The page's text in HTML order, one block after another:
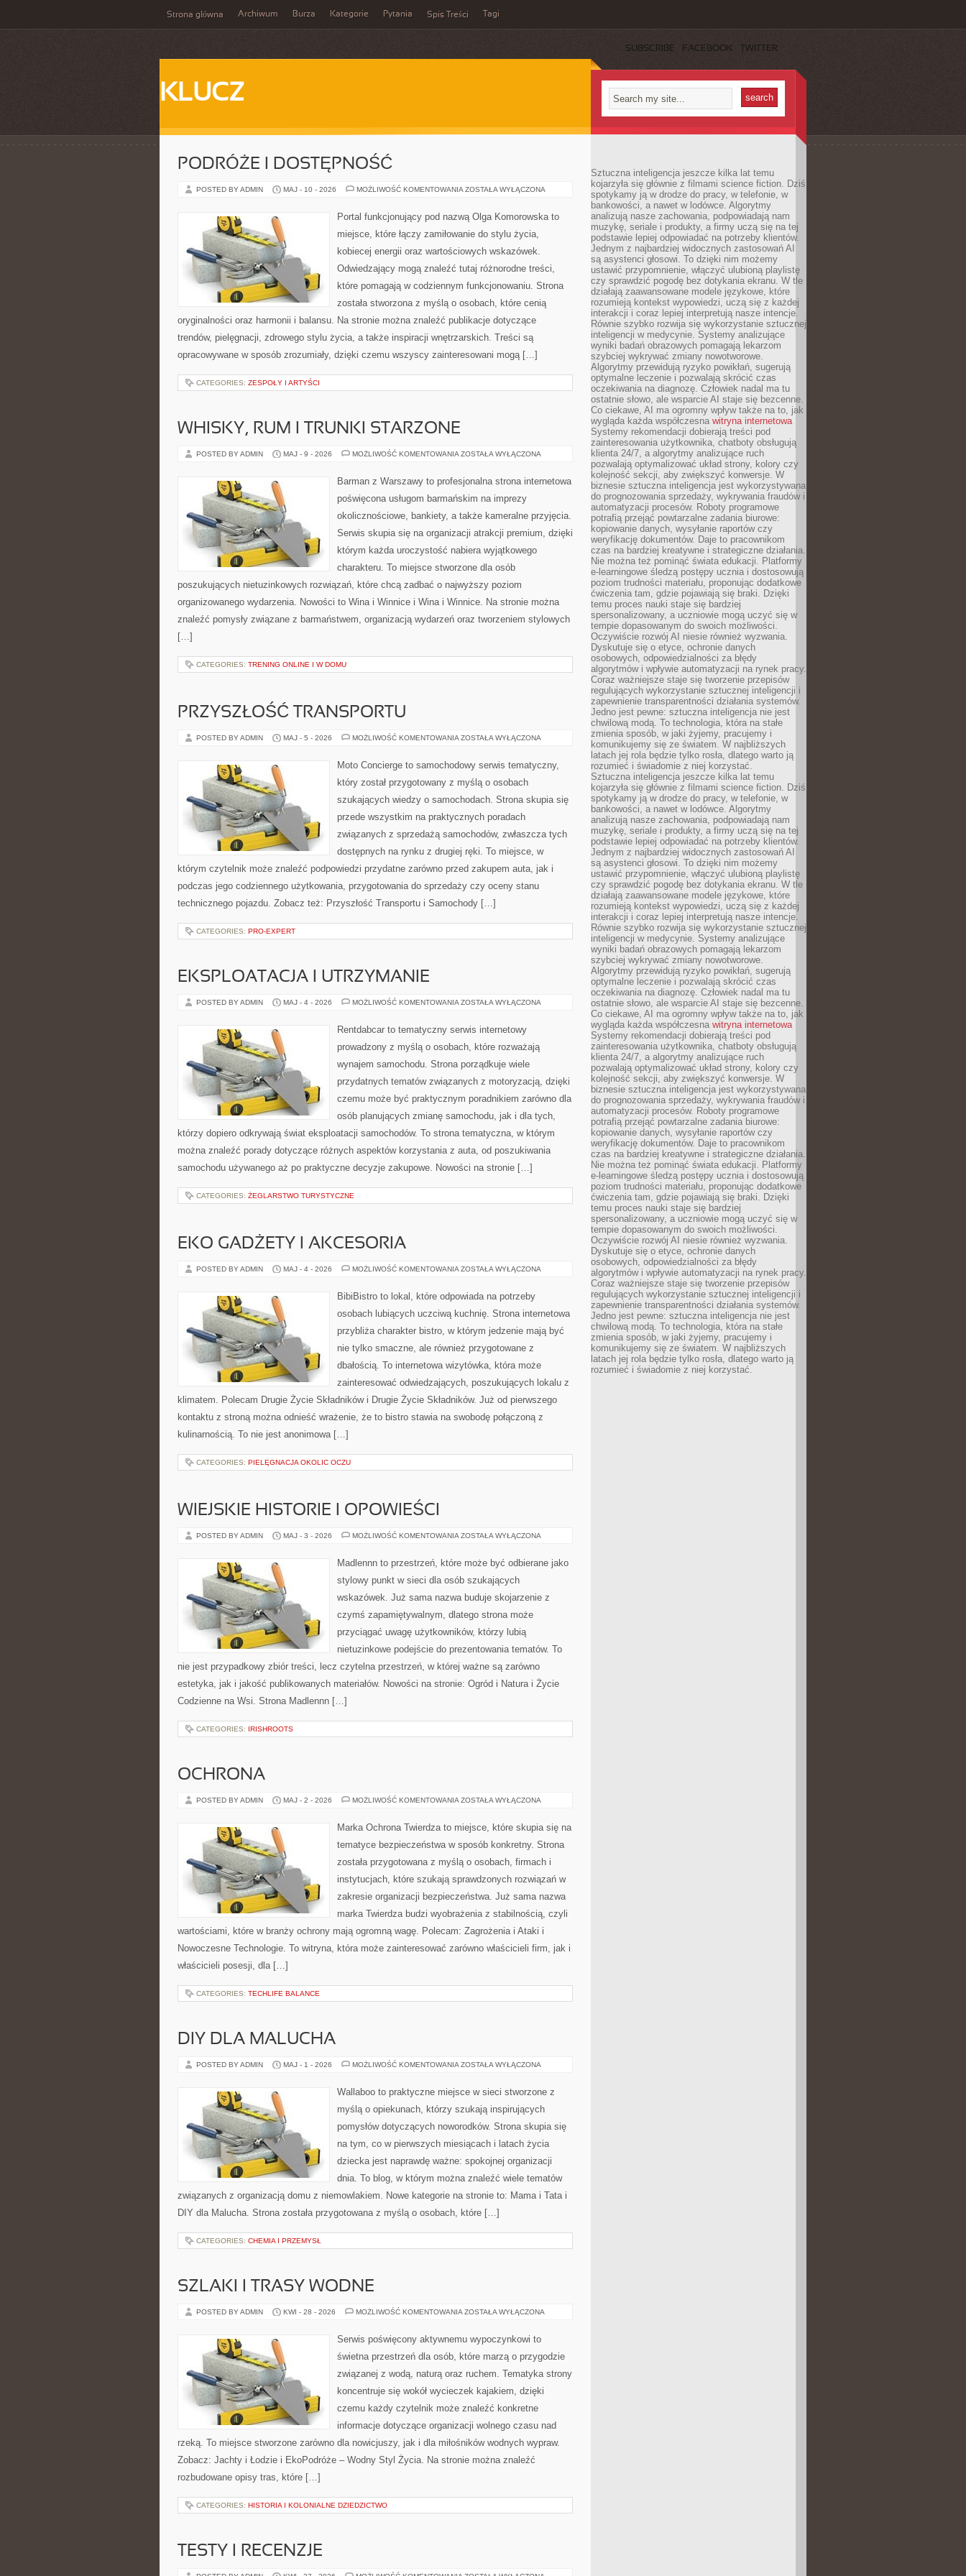
Strona główna Archiwum Burza Kategorie Pytania Spis Treści Tagi
SUBSCRIBE FACEBOOK TWITTER
KLUCZ
PODRÓŻE I DOSTĘPNOŚĆ
POSTED BY ADMIN MAJ - 10 - 2026 MOŻLIWOŚĆ KOMENTOWANIA PODRÓŻE
ZOSTAŁA WYŁĄCZONA
Portal funkcjonujący pod nazwą Olga Komorowska to
miejsce, które łączy zamiłowanie do stylu życia,
kobiecej energii oraz wartościowych wskazówek.
Odwiedzający mogą znaleźć tutaj różnorodne treści,
które pomagają w codziennym funkcjonowaniu. Strona
została stworzona z myślą o osobach, które cenią
oryginalności oraz harmonii i balansu. Na stronie można znaleźć publikacje dotyczące
trendów, pielęgnacji, zdrowego stylu życia, a także inspiracji wnętrzarskich. Treści są
opracowywane w sposób zrozumiały, dzięki czemu wszyscy zainteresowani mogą […]
CATEGORIES: ZESPOŁY I ARTYŚCI
WHISKY, RUM I TRUNKI STARZONE
POSTED BY ADMIN MAJ - 9 - 2026 MOŻLIWOŚĆ KOMENTOWANIA WHISKY,
TRUNKI
STARZONE
ZOSTAŁA WYŁĄCZONA
Barman z Warszawy to profesjonalna strona internetowa
poświęcona usługom barmańskim na imprezy
okolicznościowe, bankiety, a także kameralne przyjęcia.
Serwis skupia się na organizacji atrakcji premium, dzięki
którym każda uroczystość nabiera wyjątkowego
charakteru. To miejsce stworzone dla osób
poszukujących nietuzinkowych rozwiązań, które chcą zadbać o najwyższy poziom
organizowanego wydarzenia. Nowości to Wina i Winnice i Wina i Winnice. Na stronie można
znaleźć pomysły związane z barmaństwem, organizacją wydarzeń oraz tworzeniem stylowych
[…]
CATEGORIES: TRENING ONLINE I W DOMU
PRZYSZŁOŚĆ TRANSPORTU
POSTED BY ADMIN MAJ - 5 - 2026 MOŻLIWOŚĆ KOMENTOWANIA PRZYSZŁOŚĆ
ZOSTAŁA WYŁĄCZONA
Moto Concierge to samochodowy serwis tematyczny,
który został przygotowany z myślą o osobach
szukających wiedzy o samochodach. Strona skupia się
przede wszystkim na praktycznych poradach
związanych z sprzedażą samochodów, zwłaszcza tych
dostępnych na rynku z drugiej ręki. To miejsce, w
którym czytelnik może znaleźć podpowiedzi przydatne zarówno przed zakupem auta, jak i
podczas jego codziennego użytkowania, przygotowania do sprzedaży czy oceny stanu
technicznego pojazdu. Zobacz też: Przyszłość Transportu i Samochody […]
CATEGORIES: PRO-EXPERT
EKSPLOATACJA I UTRZYMANIE
POSTED BY ADMIN MAJ - 4 - 2026 MOŻLIWOŚĆ KOMENTOWANIA EKSPLOATACJA
ZOSTAŁA WYŁĄCZONA
Rentdabcar to tematyczny serwis internetowy
prowadzony z myślą o osobach, które rozważają
wynajem samochodu. Strona porządkuje wiele
przydatnych tematów związanych z motoryzacją, dzięki
czemu może być praktycznym poradnikiem zarówno dla
osób planujących zmianę samochodu, jak i dla tych,
którzy dopiero odkrywają świat eksploatacji samochodów. To strona tematyczna, w którym
można znaleźć porady dotyczące różnych aspektów korzystania z auta, od poszukiwania
samochodu używanego aż po praktyczne decyzje zakupowe. Nowości na stronie […]
CATEGORIES: ŻEGLARSTWO TURYSTYCZNE
EKO GADŻETY I AKCESORIA
POSTED BY ADMIN MAJ - 4 - 2026 MOŻLIWOŚĆ KOMENTOWANIA EKO
AKCESORIA
ZOSTAŁA WYŁĄCZONA
BibiBistro to lokal, które odpowiada na potrzeby
osobach lubiących uczciwą kuchnię. Strona internetowa
przybliża charakter bistro, w którym jedzenie mają być
nie tylko smaczne, ale również przygotowane z
dbałością. To internetowa wizytówka, która może
zainteresować odwiedzających, poszukujących lokalu z
klimatem. Polecam Drugie Życie Składników i Drugie Życie Składników. Już od pierwszego
kontaktu z stroną można odnieść wrażenie, że to bistro stawia na swobodę połączoną z
kulinarnością. To nie jest anonimowa […]
CATEGORIES: PIELĘGNACJA OKOLIC OCZU
WIEJSKIE HISTORIE I OPOWIEŚCI
POSTED BY ADMIN MAJ - 3 - 2026 MOŻLIWOŚĆ KOMENTOWANIA WIEJSKIE
OPOWIEŚCI
ZOSTAŁA WYŁĄCZONA
Madlennn to przestrzeń, które może być odbierane jako
stylowy punkt w sieci dla osób szukających
wskazówek. Już sama nazwa buduje skojarzenie z
czymś zapamiętywalnym, dlatego strona może
przyciągać uwagę użytkowników, którzy lubią
nietuzinkowe podejście do prezentowania tematów. To
nie jest przypadkowy zbiór treści, lecz czytelna przestrzeń, w której ważne są zarówno
estetyka, jak i jakość publikowanych materiałów. Nowości na stronie: Ogród i Natura i Życie
Codzienne na Wsi. Strona Madlennn […]
CATEGORIES: IRISHROOTS
OCHRONA
POSTED BY ADMIN MAJ - 2 - 2026 MOŻLIWOŚĆ KOMENTOWANIA OCHRONA
ZOSTAŁA WYŁĄCZONA
Marka Ochrona Twierdza to miejsce, które skupia się na
tematyce bezpieczeństwa w sposób konkretny. Strona
została przygotowana z myślą o osobach, firmach i
instytucjach, które szukają sprawdzonych rozwiązań w
zakresie organizacji bezpieczeństwa. Już sama nazwa
marka Twierdza budzi wyobrażenia z stabilnością, czyli
wartościami, które w branży ochrony mają ogromną wagę. Polecam: Zagrożenia i Ataki i
Nowoczesne Technologie. To witryna, która może zainteresować zarówno właścicieli firm, jak i
właścicieli posesji, dla […]
CATEGORIES: TECHLIFE BALANCE
DIY DLA MALUCHA
POSTED BY ADMIN MAJ - 1 - 2026 MOŻLIWOŚĆ KOMENTOWANIA DIY
ZOSTAŁA WYŁĄCZONA
Wallaboo to praktyczne miejsce w sieci stworzone z
myślą o opiekunach, którzy szukają inspirujących
pomysłów dotyczących noworodków. Strona skupia się
na tym, co w pierwszych miesiącach i latach życia
dziecka jest naprawdę ważne: spokojnej organizacji
dnia. To blog, w którym można znaleźć wiele tematów
związanych z organizacją domu z niemowlakiem. Nowe kategorie na stronie to: Mama i Tata i
DIY dla Malucha. Strona została przygotowana z myślą o osobach, które […]
CATEGORIES: CHEMIA I PRZEMYSŁ
SZLAKI I TRASY WODNE
POSTED BY ADMIN KWI - 28 - 2026 MOŻLIWOŚĆ KOMENTOWANIA SZLAKI
ZOSTAŁA WYŁĄCZONA
Serwis poświęcony aktywnemu wypoczynkowi to
świetna przestrzeń dla osób, które marzą o przygodzie
związanej z wodą, naturą oraz ruchem. Tematyka strony
koncentruje się wokół wycieczek kajakiem, dzięki
czemu każdy czytelnik może znaleźć konkretne
informacje dotyczące organizacji wolnego czasu nad
rzeką. To miejsce stworzone zarówno dla nowicjuszy, jak i dla miłośników wodnych wypraw.
Zobacz: Jachty i Łodzie i EkoPodróże – Wodny Styl Życia. Na stronie można znaleźć
rozbudowane opisy tras, które […]
CATEGORIES: HISTORIA I KOLONIALNE DZIEDZICTWO
TESTY I RECENZJE
Sztuczna inteligencja jeszcze kilka lat temu
kojarzyła się głównie z filmami science fiction. Dziś
spotykamy ją w drodze do pracy, w telefonie, w
bankowości, a nawet w lodówce. Algorytmy
analizują nasze zachowania, podpowiadają nam
muzykę, seriale i produkty, a firmy uczą się na tej
podstawie lepiej odpowiadać na potrzeby klientów.
Jednym z najbardziej widocznych zastosowań AI
są asystenci głosowi. To dzięki nim możemy
ustawić przypomnienie, włączyć ulubioną playlistę
czy sprawdzić pogodę bez dotykania ekranu. W tle
działają zaawansowane modele językowe, które
rozumieją kontekst wypowiedzi, uczą się z każdej
interakcji i coraz lepiej interpretują nasze intencje.
Równie szybko rozwija się wykorzystanie sztucznej
inteligencji w medycynie. Systemy analizujące
wyniki badań obrazowych pomagają lekarzom
szybciej wykrywać zmiany nowotworowe.
Algorytmy przewidują ryzyko powikłań, sugerują
optymalne leczenie i pozwalają skrócić czas
oczekiwania na diagnozę. Człowiek nadal ma tu
ostatnie słowo, ale wsparcie AI staje się bezcenne.
Co ciekawe, AI ma ogromny wpływ także na to, jak
wygląda każda współczesna witryna internetowa
Systemy rekomendacji dobierają treści pod
zainteresowania użytkownika, chatboty obsługują
klienta 24/7, a algorytmy analizujące ruch
pozwalają optymalizować układ strony, kolory czy
kolejność sekcji, aby zwiększyć konwersje. W
biznesie sztuczna inteligencja jest wykorzystywana
do prognozowania sprzedaży, wykrywania fraudów i
automatyzacji procesów. Roboty programowe
potrafią przejąć powtarzalne zadania biurowe:
kopiowanie danych, wysyłanie raportów czy
weryfikację dokumentów. Daje to pracownikom
czas na bardziej kreatywne i strategiczne działania.
Nie można też pominąć świata edukacji. Platformy
e-learningowe śledzą postępy ucznia i dostosowują
poziom trudności materiału, proponując dodatkowe
ćwiczenia tam, gdzie pojawiają się braki. Dzięki
temu proces nauki staje się bardziej
spersonalizowany, a uczniowie mogą uczyć się w
tempie dopasowanym do swoich możliwości.
Oczywiście rozwój AI niesie również wyzwania.
Dyskutuje się o etyce, ochronie danych
osobowych, odpowiedzialności za błędy
algorytmów i wpływie automatyzacji na rynek pracy.
Coraz ważniejsze staje się tworzenie przepisów
regulujących wykorzystanie sztucznej inteligencji i
zapewnienie transparentności działania systemów.
Jedno jest pewne: sztuczna inteligencja nie jest
chwilową modą. To technologia, która na stałe
zmienia sposób, w jaki żyjemy, pracujemy i
komunikujemy się ze światem. W najbliższych
latach jej rola będzie tylko rosła, dlatego warto ją
rozumieć i świadomie z niej korzystać.
Sztuczna inteligencja jeszcze kilka lat temu
kojarzyła się głównie z filmami science fiction. Dziś
spotykamy ją w drodze do pracy, w telefonie, w
bankowości, a nawet w lodówce. Algorytmy
analizują nasze zachowania, podpowiadają nam
muzykę, seriale i produkty, a firmy uczą się na tej
podstawie lepiej odpowiadać na potrzeby klientów.
Jednym z najbardziej widocznych zastosowań AI
są asystenci głosowi. To dzięki nim możemy
ustawić przypomnienie, włączyć ulubioną playlistę
czy sprawdzić pogodę bez dotykania ekranu. W tle
działają zaawansowane modele językowe, które
rozumieją kontekst wypowiedzi, uczą się z każdej
interakcji i coraz lepiej interpretują nasze intencje.
Równie szybko rozwija się wykorzystanie sztucznej
inteligencji w medycynie. Systemy analizujące
wyniki badań obrazowych pomagają lekarzom
szybciej wykrywać zmiany nowotworowe.
Algorytmy przewidują ryzyko powikłań, sugerują
optymalne leczenie i pozwalają skrócić czas
oczekiwania na diagnozę. Człowiek nadal ma tu
ostatnie słowo, ale wsparcie AI staje się bezcenne.
Co ciekawe, AI ma ogromny wpływ także na to, jak
wygląda każda współczesna witryna internetowa
Systemy rekomendacji dobierają treści pod
zainteresowania użytkownika, chatboty obsługują
klienta 24/7, a algorytmy analizujące ruch
pozwalają optymalizować układ strony, kolory czy
kolejność sekcji, aby zwiększyć konwersje. W
biznesie sztuczna inteligencja jest wykorzystywana
do prognozowania sprzedaży, wykrywania fraudów i
automatyzacji procesów. Roboty programowe
potrafią przejąć powtarzalne zadania biurowe:
kopiowanie danych, wysyłanie raportów czy
weryfikację dokumentów. Daje to pracownikom
czas na bardziej kreatywne i strategiczne działania.
Nie można też pominąć świata edukacji. Platformy
e-learningowe śledzą postępy ucznia i dostosowują
poziom trudności materiału, proponując dodatkowe
ćwiczenia tam, gdzie pojawiają się braki. Dzięki
temu proces nauki staje się bardziej
spersonalizowany, a uczniowie mogą uczyć się w
tempie dopasowanym do swoich możliwości.
Oczywiście rozwój AI niesie również wyzwania.
Dyskutuje się o etyce, ochronie danych
osobowych, odpowiedzialności za błędy
algorytmów i wpływie automatyzacji na rynek pracy.
Coraz ważniejsze staje się tworzenie przepisów
regulujących wykorzystanie sztucznej inteligencji i
zapewnienie transparentności działania systemów.
Jedno jest pewne: sztuczna inteligencja nie jest
chwilową modą. To technologia, która na stałe
zmienia sposób, w jaki żyjemy, pracujemy i
komunikujemy się ze światem. W najbliższych
latach jej rola będzie tylko rosła, dlatego warto ją
rozumieć i świadomie z niej korzystać.